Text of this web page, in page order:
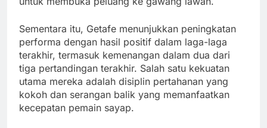
Sementara itu, Getafe menunjukkan peningkatan
performa dengan hasil positif dalam laga-laga
terakhir, termasuk kemenangan dalam dua dari
tiga pertandingan terakhir. Salah satu kekuatan
utama mereka adalah disiplin pertahanan yang
kokoh dan serangan balik yang memanfaatkan
kecepatan pemain sayap.